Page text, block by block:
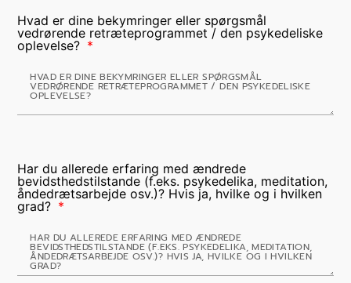
Hvad er dine bekymringer eller spørgsmål
vedrørende retræteprogrammet / den psykedeliske
oplevelse?
Har du allerede erfaring med ændrede
bevidsthedstilstande (f.eks. psykedelika, meditation,
åndedrætsarbejde osv.)? Hvis ja, hvilke og i hvilken
grad?